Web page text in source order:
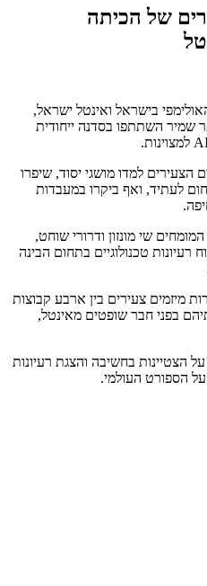
של הכיתה
בישראל ואינטל ישראל,
שמיר השתתפו בסדנה ייחודית
למדו מושגי יסוד, שיפרו
לעתיד, ואף ביקרו במעבדות
שי מונזון ודרורי שוחט,
רעיונות טכנולוגיים בתחום הבינה
מיזמים צעירים בין ארבע קבוצות
בפני חבר שופטים מאינטל,
הצטיינות בחשיבה והצגת רעיונות
הספורט העולמי.